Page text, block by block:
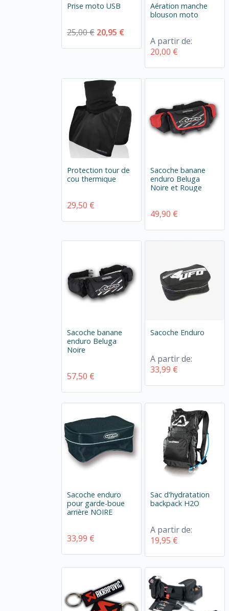
Prise moto USB
25,00 € 20,95 €
Aération manche
blouson moto
A partir de:
20,00 €
Protection tour de
cou thermique
29,50 €
Sacoche banane
enduro Beluga
Noire et Rouge
49,90 €
Sacoche banane
enduro Beluga
Noire
57,50 €
Sacoche Enduro
A partir de:
33,99 €
Sacoche enduro
pour garde-boue
arrière NOIRE
33,99 €
Sac d'hydratation
backpack H2O
A partir de:
19,95 €